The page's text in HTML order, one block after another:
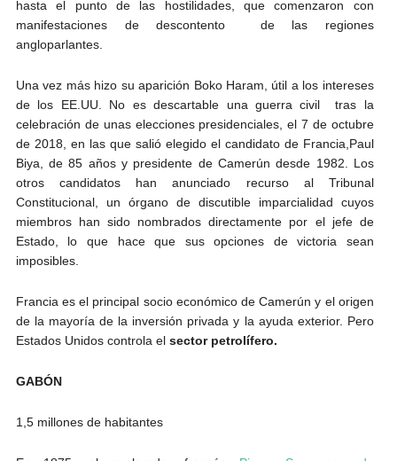
hasta el punto de las hostilidades, que comenzaron con
manifestaciones de descontento de las regiones
angloparlantes.
Una vez más hizo su aparición Boko Haram, útil a los intereses
de los EE.UU. No es descartable una guerra civil tras la
celebración de unas elecciones presidenciales, el 7 de octubre
de 2018, en las que salió elegido el candidato de Francia,Paul
Biya, de 85 años y presidente de Camerún desde 1982. Los
otros candidatos han anunciado recurso al Tribunal
Constitucional, un órgano de discutible imparcialidad cuyos
miembros han sido nombrados directamente por el jefe de
Estado, lo que hace que sus opciones de victoria sean
imposibles.
Francia es el principal socio económico de Camerún y el origen
de la mayoría de la inversión privada y la ayuda exterior. Pero
Estados Unidos controla el sector petrolífero.
GABÓN
1,5 millones de habitantes